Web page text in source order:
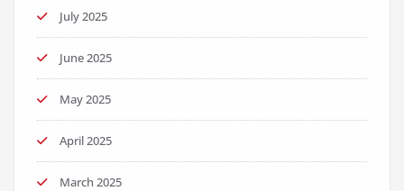
July 2025
June 2025
May 2025
April 2025
March 2025